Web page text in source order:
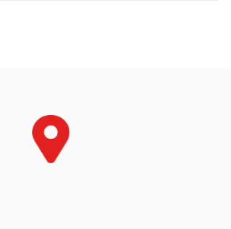
del municipio. Planeamiento
al Archivo de Planeamiento Urbanístico.